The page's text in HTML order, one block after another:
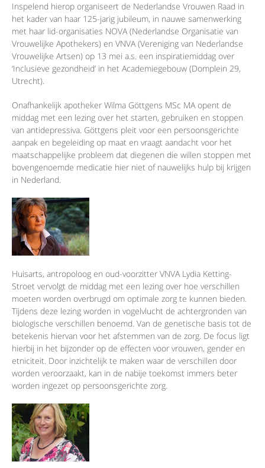
Inspelend hierop organiseert de Nederlandse Vrouwen Raad in
het kader van haar 125-jarig jubileum, in nauwe samenwerking
met haar lid-organisaties NOVA (Nederlandse Organisatie van
Vrouwelijke Apothekers) en VNVA (Vereniging van Nederlandse
Vrouwelijke Artsen) op 13 mei a.s. een inspiratiemiddag over
‘Inclusieve gezondheid’ in het Academiegebouw (Domplein 29,
Utrecht).
Onafhankelijk apotheker Wilma Göttgens MSc MA opent de
middag met een lezing over het starten, gebruiken en stoppen
van antidepressiva. Göttgens pleit voor een persoonsgerichte
aanpak en begeleiding op maat en vraagt aandacht voor het
maatschappelijke probleem dat diegenen die willen stoppen met
bovengenoemde medicatie hier niet of nauwelijks hulp bij krijgen
in Nederland.
Huisarts, antropoloog en oud-voorzitter VNVA Lydia Ketting-
Stroet vervolgt de middag met een lezing over hoe verschillen
moeten worden overbrugd om optimale zorg te kunnen bieden.
Tijdens deze lezing worden in vogelvlucht de achtergronden van
biologische verschillen benoemd. Van de genetische basis tot de
betekenis hiervan voor het afstemmen van de zorg. De focus ligt
hierbij in het bijzonder op de effecten voor vrouwen, gender en
etniciteit. Door inzichtelijk te maken waar de verschillen door
worden veroorzaakt, kan in de nabije toekomst immers beter
worden ingezet op persoonsgerichte zorg.